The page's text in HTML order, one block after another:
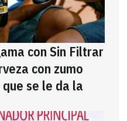
con Sin Filtrar
con zumo
se le da la